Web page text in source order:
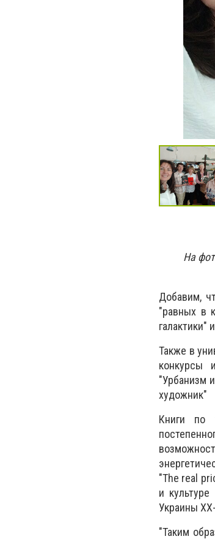
На
Добавим,
"равных в
Также в
конкурсы
"Урбанизм
художник"
Книги по
"The real
и
Украины
"Таким